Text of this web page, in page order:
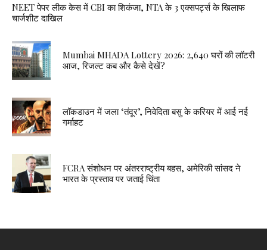
NEET पेपर लीक केस में CBI का शिकंजा, NTA के 3 एक्सपर्ट्स के खिलाफ
चार्जशीट दाखिल
Mumbai MHADA Lottery 2026: 2,640 घरों की लॉटरी
आज, रिजल्ट कब और कैसे देखें?
लॉकडाउन में जला ‘तंदूर’, निवेदिता बसु के करियर में आई नई
गर्माहट
FCRA संशोधन पर अंतरराष्ट्रीय बहस, अमेरिकी सांसद ने
भारत के प्रस्ताव पर जताई चिंता